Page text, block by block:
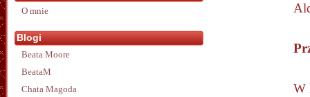
W
O mnie
Blogi
Beata Moore
BeataM
Chata Magoda